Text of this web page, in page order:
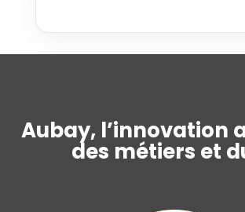
Aubay, l’innovation
des métiers et